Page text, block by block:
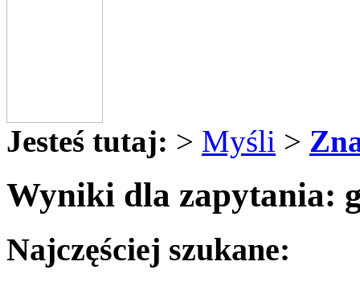
Jesteś tutaj: > Myśli >
Wyniki dla zapytania:
Najczęściej szukane: